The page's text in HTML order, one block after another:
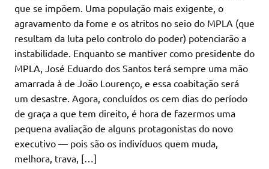
que se impõem. Uma população mais exigente, o
agravamento da fome e os atritos no seio do MPLA (que
resultam da luta pelo controlo do poder) potenciarão a
instabilidade. Enquanto se mantiver como presidente do
MPLA, José Eduardo dos Santos terá sempre uma mão
amarrada à de João Lourenço, e essa coabitação será
um desastre. Agora, concluídos os cem dias do período
de graça a que tem direito, é hora de fazermos uma
pequena avaliação de alguns protagonistas do novo
executivo — pois são os indivíduos quem muda,
melhora, trava, […]